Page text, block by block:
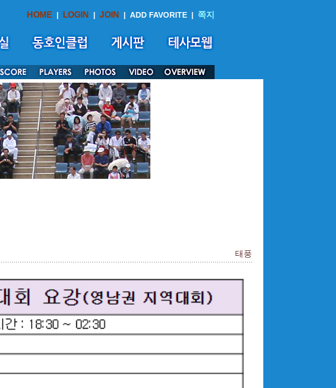
HOME | LOGIN | JOIN | ADD FAVORITE | 쪽지
태풍